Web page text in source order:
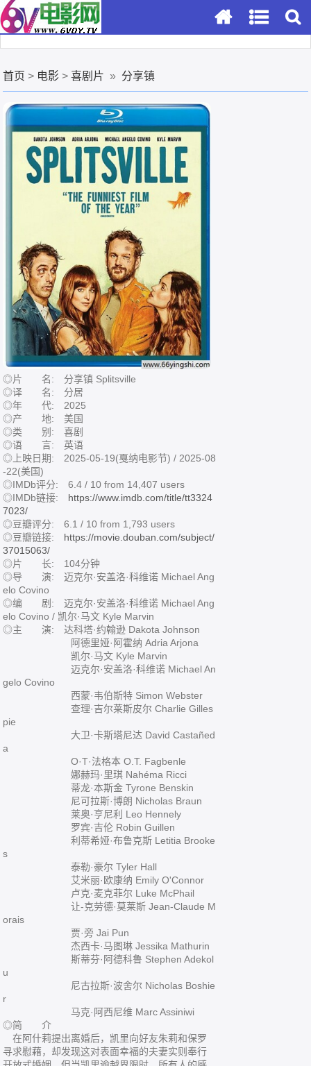
首页 > 电影 >喜剧片 » 分享镇
◎片 名: 分享镇 Splitsville
◎译 名: 分居
◎年 代: 2025
◎产 地: 美国
◎类 别: 喜剧
◎语 言: 英语
◎上映日期: 2025-05-19(戛纳电影节) / 2025-08
-22(美国)
◎IMDb评分: 6.4 / 10 from 14,407 users
◎IMDb链接: https://www.imdb.com/title/tt3324
7023/
◎豆瓣评分: 6.1 / 10 from 1,793 users
◎豆瓣链接: https://movie.douban.com/subject/
37015063/
◎片 长: 104分钟
◎导 演: 迈克尔·安盖洛·科维诺 Michael Ang
elo Covino
◎编 剧: 迈克尔·安盖洛·科维诺 Michael Ang
elo Covino / 凯尔·马文 Kyle Marvin
◎主 演: 达科塔·约翰逊 Dakota Johnson
阿德里娅·阿霍纳 Adria Arjona
凯尔·马文 Kyle Marvin
迈克尔·安盖洛·科维诺 Michael An
gelo Covino
西蒙·韦伯斯特 Simon Webster
查理·吉尔莱斯皮尔 Charlie Gilles
pie
大卫·卡斯塔尼达 David Castañed
a
O·T·法格本 O.T. Fagbenle
娜赫玛·里琪 Nahéma Ricci
蒂龙·本斯金 Tyrone Benskin
尼可拉斯·博朗 Nicholas Braun
莱奥·亨尼利 Leo Hennely
罗宾·吉伦 Robin Guillen
利蒂希娅·布鲁克斯 Letitia Brooke
s
泰勒·豪尔 Tyler Hall
艾米丽·欧康纳 Emily O'Connor
卢克·麦克菲尔 Luke McPhail
让-克劳德·莫莱斯 Jean-Claude M
orais
贾·旁 Jai Pun
杰西卡·马图琳 Jessika Mathurin
斯蒂芬·阿德科鲁 Stephen Adekol
u
尼古拉斯·波舍尔 Nicholas Boshie
r
马克·阿西尼维 Marc Assiniwi
◎简 介
在阿什莉提出离婚后，凯里向好友朱莉和保罗
寻求慰藉，却发现这对表面幸福的夫妻实则奉行